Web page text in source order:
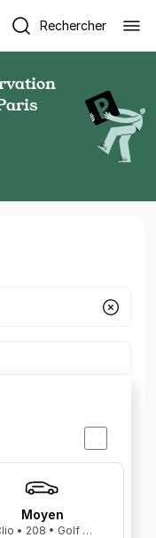
Rechercher
Moyen
• 208 • Golf …